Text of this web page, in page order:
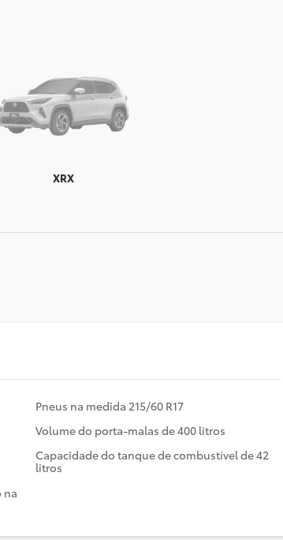
XRX
na
Pneus na medida 215/60 R17
Volume do porta-malas de 400 litros
Capacidade do tanque de combustível de 42
litros